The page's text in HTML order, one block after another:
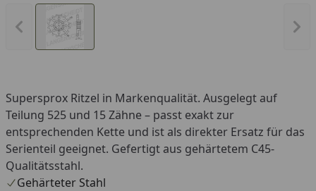
Vorheriges Bild anzeigen
Supersprox Ritzel in Markenqualität. Ausgelegt auf
Teilung 525 und 15 Zähne – passt exakt zur
entsprechenden Kette und ist als direkter Ersatz für das
Serienteil geeignet. Gefertigt aus gehärtetem C45-
Qualitätsstahl.
Gehärteter Stahl